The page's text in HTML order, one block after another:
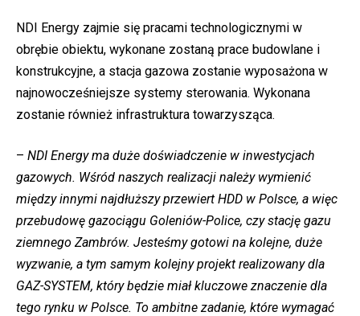
NDI Energy zajmie się pracami technologicznymi w
obrębie obiektu, wykonane zostaną prace budowlane i
konstrukcyjne, a stacja gazowa zostanie wyposażona w
najnowocześniejsze systemy sterowania. Wykonana
zostanie również infrastruktura towarzysząca.
– NDI Energy ma duże doświadczenie w inwestycjach
gazowych. Wśród naszych realizacji należy wymienić
między innymi najdłuższy przewiert HDD w Polsce, a więc
przebudowę gazociągu Goleniów-Police, czy stację gazu
ziemnego Zambrów. Jesteśmy gotowi na kolejne, duże
wyzwanie, a tym samym kolejny projekt realizowany dla
GAZ-SYSTEM, który będzie miał kluczowe znaczenie dla
tego rynku w Polsce. To ambitne zadanie, które wymagać